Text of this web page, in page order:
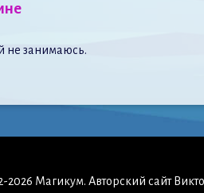
не занимаюсь.
2026 Магикум. Авторский сайт